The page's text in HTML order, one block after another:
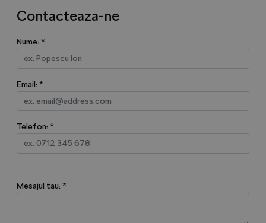
Contacteaza-ne
Nume: *
Email: *
Telefon: *
Mesajul tau: *